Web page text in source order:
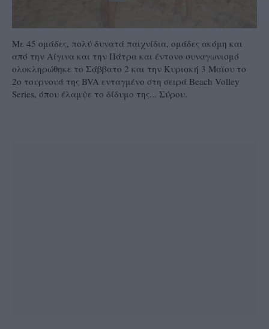
Με 45 ομάδες, πολύ δυνατά παιχνίδια, ομάδες ακόμη και
από την Αίγινα και την Πάτρα και έντονο συναγωνισμό
ολοκληρώθηκε το Σάββατο 2 και την Κυριακή 3 Μαϊου το
2ο τουρνουά της BVA ενταγμένο στη σειρά Beach Volley
Series, όπου έλαμψε το δίδυμο της... Σύρου.